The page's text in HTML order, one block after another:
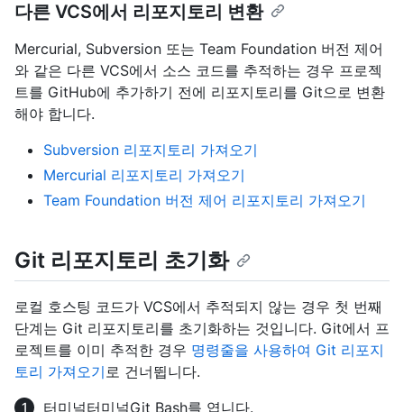
다른 VCS에서 리포지토리 변환
Mercurial, Subversion 또는 Team Foundation 버전 제어
와 같은 다른 VCS에서 소스 코드를 추적하는 경우 프로젝
트를 GitHub에 추가하기 전에 리포지토리를 Git으로 변환
해야 합니다.
Subversion 리포지토리 가져오기
Mercurial 리포지토리 가져오기
Team Foundation 버전 제어 리포지토리 가져오기
Git 리포지토리 초기화
로컬 호스팅 코드가 VCS에서 추적되지 않는 경우 첫 번째
단계는 Git 리포지토리를 초기화하는 것입니다. Git에서 프
로젝트를 이미 추적한 경우 명령줄을 사용하여 Git 리포지
토리 가져오기로 건너뜁니다.
터미널터미널Git Bash를 엽니다.